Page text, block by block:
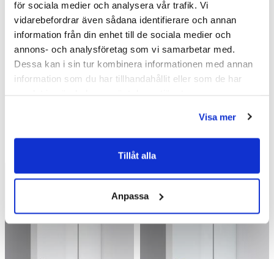
för sociala medier och analysera vår trafik. Vi
vidarebefordrar även sådana identifierare och annan
information från din enhet till de sociala medier och
annons- och analysföretag som vi samarbetar med.
Dessa kan i sin tur kombinera informationen med annan
information som du har tillhandahållit eller som de har
Visa mer
Tillåt alla
Anpassa
Duschar /Nischdusch
Duschar
Liknande produkter